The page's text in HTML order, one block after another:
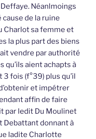
Néanlmoings
de la ruine
Charlot sa femme et
la plus part des biens
vendre par authorité
aient achapts à
fois (f°39) plus qu’il
et impétrer
affin de faire
par ledit Du Moulinet
Debattant donnant à
ladite Charlotte